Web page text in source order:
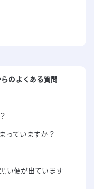
のよくある質問
っていますか？
い便が出ています